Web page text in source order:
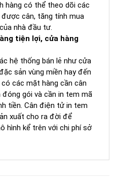
hàng có thể theo dõi các
cân, tăng tính mua
nhà đầu tư.
tiện lợi, cửa hàng
hệ thống bán lẻ như cửa
sản vùng miền hay đến
các mặt hàng cần cân
gói và cần in tem mã
tiền. Cân điện tử in tem
xuất cho ra đời để
hình kể trên với chi phí sở